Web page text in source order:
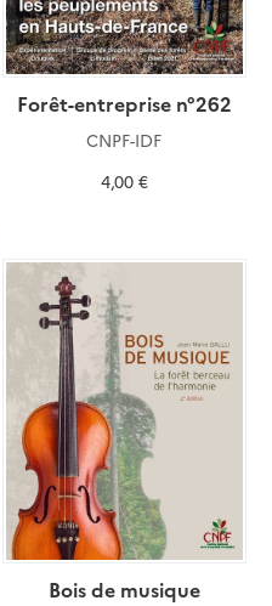
Forêt-entreprise n°262
CNPF-IDF
4,00 €
Bois de musique